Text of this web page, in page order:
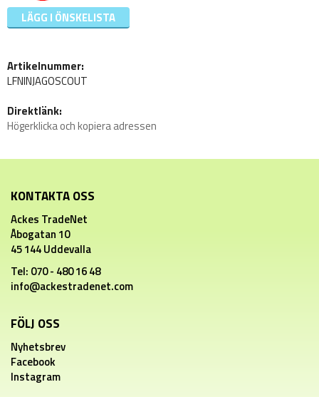
LÄGG I ÖNSKELISTA
Artikelnummer:
LFNINJAGOSCOUT
Direktlänk:
Högerklicka och kopiera adressen
KONTAKTA OSS
Ackes TradeNet
Åbogatan 10
45 144 Uddevalla
Tel: 070 - 480 16 48
info@ackestradenet.com
FÖLJ OSS
Nyhetsbrev
Facebook
Instagram